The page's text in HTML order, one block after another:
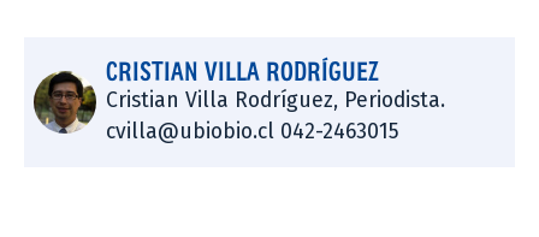
CRISTIAN VILLA RODRÍGUEZ
Cristian Villa Rodríguez, Periodista.
cvilla@ubiobio.cl 042-2463015